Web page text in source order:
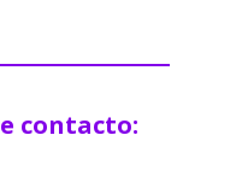
contacto: